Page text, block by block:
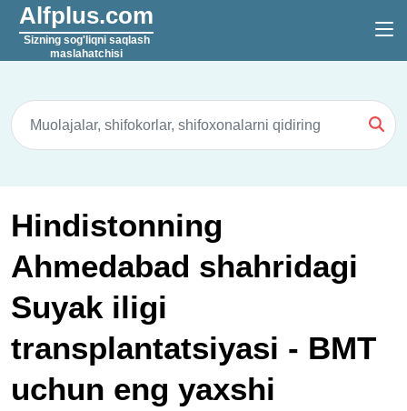
Alfplus.com
Sizning sog'liqni saqlash
maslahatchisi
Hindistonning
Ahmedabad shahridagi
Suyak iligi
transplantatsiyasi - BMT
uchun eng yaxshi